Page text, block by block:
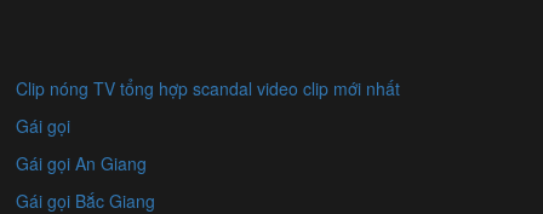
Clip nóng TV tổng hợp scandal video clip mới nhất
Gái gọi
Gái gọi An Giang
Gái gọi Bắc Giang